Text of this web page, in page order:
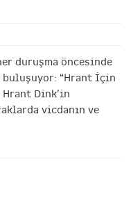
duruşma öncesinde
buluşuyor: “Hrant İçin
Hrant Dink’in
vicdanın ve